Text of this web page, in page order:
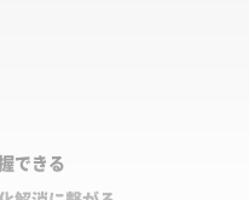
できる